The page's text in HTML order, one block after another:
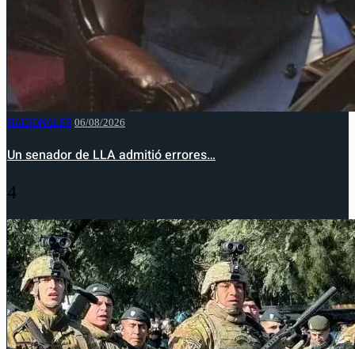
NACIONALES 06/08/2026
Un senador de LLA admitió errores…
4